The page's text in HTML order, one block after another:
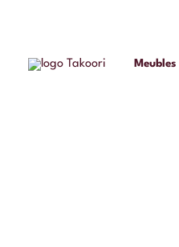
contenu
Meubles